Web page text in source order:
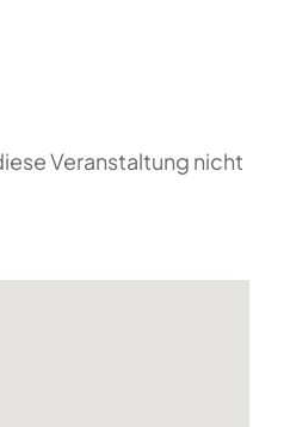
Veranstaltung nicht